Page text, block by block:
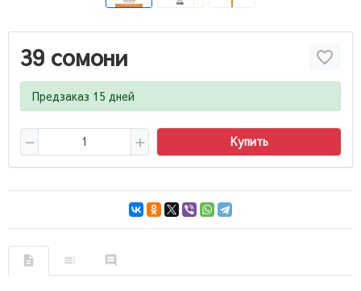
39 сомони
Предзаказ 15 дней
Купить